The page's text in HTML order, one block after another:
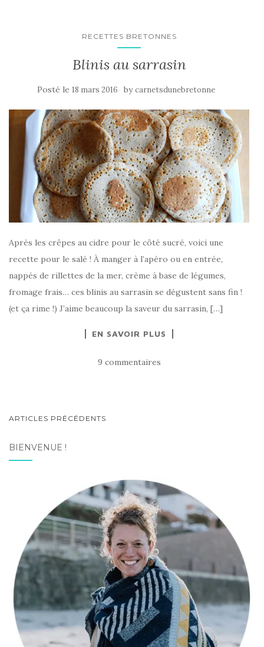
RECETTES BRETONNES
Blinis au sarrasin
Posté le 18 mars 2016 bycarnetsdunebretonne
Après les crêpes au cidre pour le côté sucré, voici une
recette pour le salé ! À manger à l’apéro ou en entrée,
nappés de rillettes de la mer, crème à base de légumes,
fromage frais… ces blinis au sarrasin se dégustent sans fin !
(et ça rime !) J’aime beaucoup la saveur du sarrasin, […]
EN SAVOIR PLUS
9 commentaires
NAVIGATION
SEIN
ARTICLES
ARTICLES PRÉCÉDENTS
BIENVENUE !